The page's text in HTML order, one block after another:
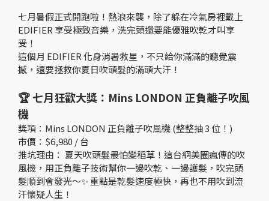
七月暑假正式開跑啦！熱浪來襲，除了躲在冷氣房裡戴上
EDIFIER 享受極致音樂，洗完頭還要能優雅吹乾才叫享
受！
這個月 EDIFIER 化身消暑救星，不只給你滿滿的聽覺震
撼，還要拯救你夏日吹頭髮的滿頭大汗！
🏆 七月狂歡大獎：Mins LONDON 正負離子吹風
機
獎項：Mins LONDON 正負離子吹風機 (整整抽 3 位！)
市價：$6,980 / 台
推坑理由： 夏天吹頭髮最怕變稻草！這台網美圈瘋傳的吹
風機，用正負離子技術幫你一邊吹乾、一邊護髮，吹完頭
髮順到會發光～✨ 重點是乾髮速度極快，再也不用吹到流
汗懷疑人生！